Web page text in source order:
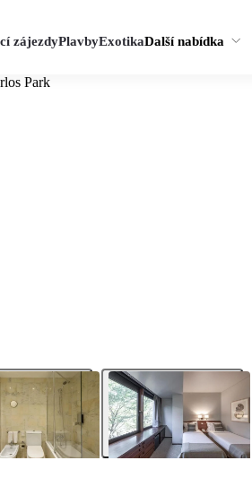
zájezdyPlavbyExotikaDalší nabídka
Park